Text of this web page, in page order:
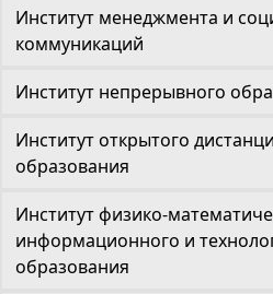
Институт менеджмента и
коммуникаций
Институт непрерывного
Институт открытого
образования
Институт физико-
информационного и
образования